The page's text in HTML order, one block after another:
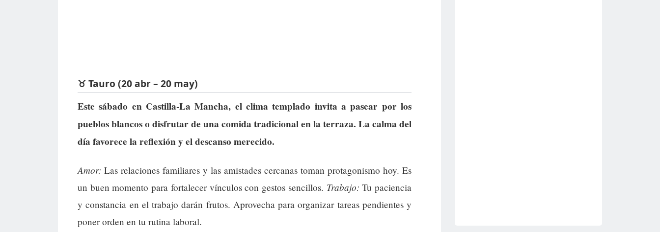
♉ Tauro (20 abr – 20 may)
Este sábado en Castilla-La Mancha, el clima templado invita a pasear por los
pueblos blancos o disfrutar de una comida tradicional en la terraza. La calma del
día favorece la reflexión y el descanso merecido.
Amor: Las relaciones familiares y las amistades cercanas toman protagonismo hoy. Es
un buen momento para fortalecer vínculos con gestos sencillos. Trabajo: Tu paciencia
y constancia en el trabajo darán frutos. Aprovecha para organizar tareas pendientes y
poner orden en tu rutina laboral.